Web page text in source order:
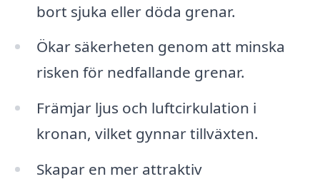
bort sjuka eller döda grenar.
Ökar säkerheten genom att minska
risken för nedfallande grenar.
Främjar ljus och luftcirkulation i
kronan, vilket gynnar tillväxten.
Skapar en mer attraktiv